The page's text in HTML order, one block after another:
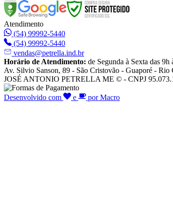
Atendimento
(54) 99992-5440
(54) 99992-5440
vendas@petrella.ind.br
Horário de Atendimento: de Segunda à Sexta das 9h
Av. Silvio Sanson, 89 - São Cristovão - Guaporé - Rio
JOSÉ ANTONIO PETRELLA ME © - CNPJ
Desenvolvido com e por Macro